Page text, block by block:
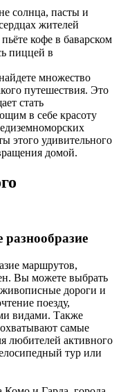
жителей
кофе в баварском
пиццей в
множество
путешествия. Это
стать
в себе красоту
этого удивительного
домой.
маршрутов,
Вы можете выбрать
живописные дороги и
поезду,
видами. Также
самые
любителей активного
тур или